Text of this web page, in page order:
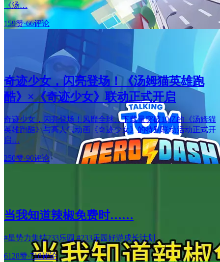
《汤…
159赞·66评论
奇迹少女，闪亮登场！《汤姆猫英雄跑
酷》×《奇迹少女》联动正式开启
奇迹少女，闪亮登场！风靡全球、下载量突破10亿的《汤姆猫
英雄跑酷》与高人气动画《奇迹少女》的特别联动活动正式开
启…
250赞·90评论
当我知道辣椒免费时……
#星势力集结233乐园 #233乐园好游成长计划
6128赞·718评论